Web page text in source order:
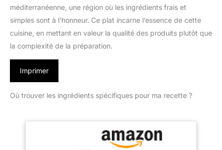
méditerranéenne, une région où les ingrédients frais et
simples sont à l’honneur. Ce plat incarne l’essence de cette
cuisine, en mettant en valeur la qualité des produits plutôt que
la complexité de la préparation.
Imprimer
Où trouver les ingrédients spécifiques pour ma recette ?